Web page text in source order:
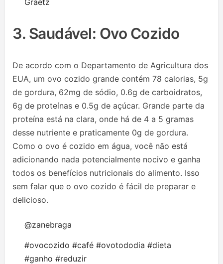
Graetz
3. Saudável: Ovo Cozido
De acordo com o Departamento de Agricultura dos
EUA, um ovo cozido grande contém 78 calorias, 5g
de gordura, 62mg de sódio, 0.6g de carboidratos,
6g de proteínas e 0.5g de açúcar. Grande parte da
proteína está na clara, onde há de 4 a 5 gramas
desse nutriente e praticamente 0g de gordura.
Como o ovo é cozido em água, você não está
adicionando nada potencialmente nocivo e ganha
todos os benefícios nutricionais do alimento. Isso
sem falar que o ovo cozido é fácil de preparar e
delicioso.
@zanebraga
#ovocozido #café #ovotododia #dieta
#ganho #reduzir